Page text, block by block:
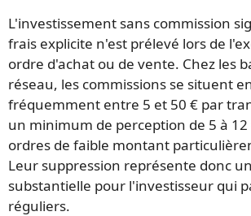
L'investissement sans commission
frais explicite n'est prélevé lors de
ordre d'achat ou de vente. Chez les
réseau, les commissions se situent
fréquemment entre 5 et 50 € par
un minimum de perception de 5 à
ordres de faible montant
Leur suppression représente donc
substantielle pour l'investisseur qui
réguliers.